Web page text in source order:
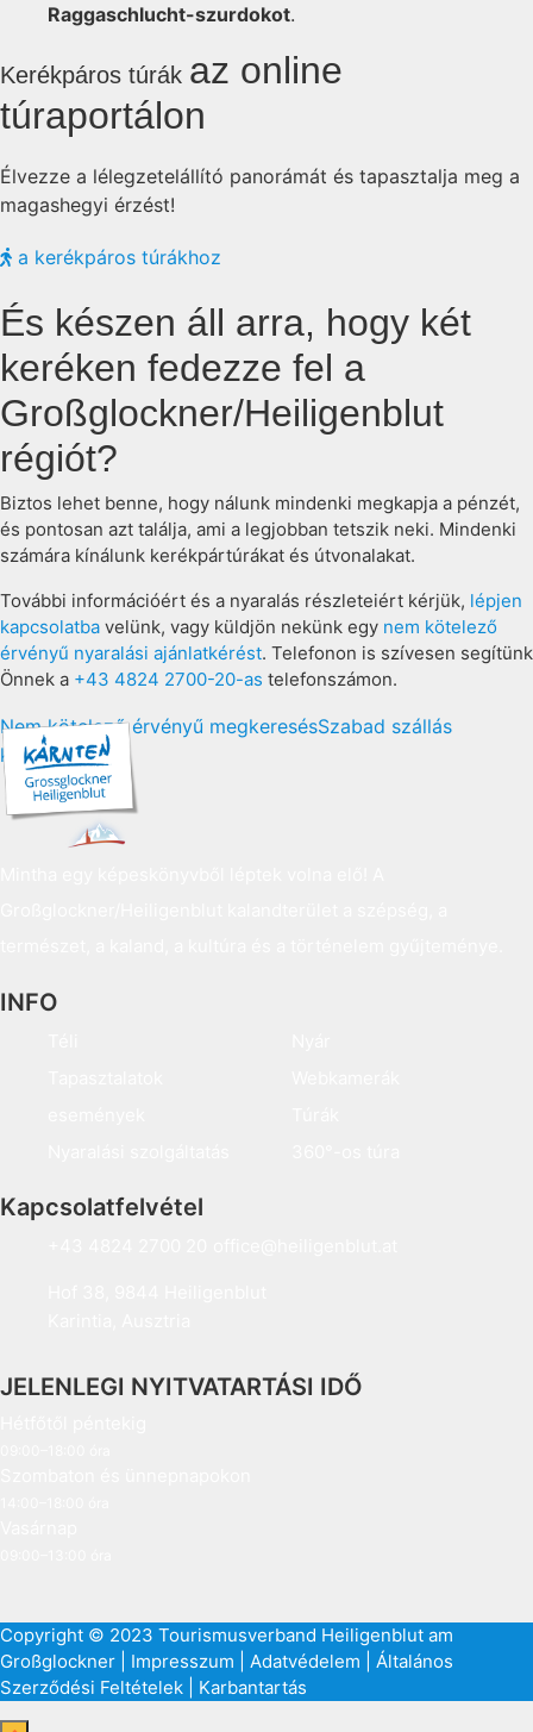
Raggaschlucht-szurdokot.
Kerékpáros túrák az online
túraportálon
Élvezze a lélegzetelállító panorámát és tapasztalja meg a
magashegyi érzést!
a kerékpáros túrákhoz
És készen áll arra, hogy két
keréken fedezze fel a
Großglockner/Heiligenblut
régiót?
Biztos lehet benne, hogy nálunk mindenki megkapja a pénzét,
és pontosan azt találja, ami a legjobban tetszik neki. Mindenki
számára kínálunk kerékpártúrákat és útvonalakat.
További információért és a nyaralás részleteiért kérjük, lépjen
kapcsolatba velünk, vagy küldjön nekünk egy nem kötelező
érvényű nyaralási ajánlatkérést. Telefonon is szívesen segítünk
Önnek a +43 4824 2700-20-as telefonszámon.
Nem kötelező érvényű megkeresésSzabad szállás
keresése
INFO
Kapcsolatfelvétel
JELENLEGI NYITVATARTÁSI IDŐ
Copyright © 2023 Tourismusverband Heiligenblut am
Großglockner | Impresszum Adatvédelem
Általános
Szerződési Feltételek
Karbantartás